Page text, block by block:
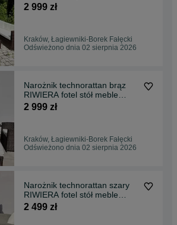
2 999 zł
Kraków, Łagiewniki-Borek Fałęcki
Odświeżono dnia 02 sierpnia 2026
Narożnik technorattan brąz
RIWIERA fotel stół meble
ogrodowe
2 999 zł
Kraków, Łagiewniki-Borek Fałęcki
Odświeżono dnia 02 sierpnia 2026
Narożnik technorattan szary
RIWIERA fotel stół meble
ogrodowe
2 499 zł